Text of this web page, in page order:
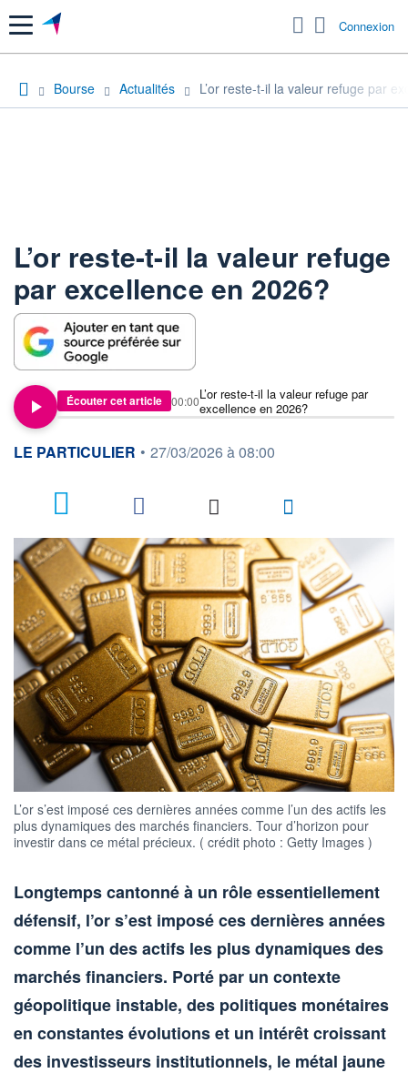
Menu Connexion
Bourse Actualités L’or reste-t-il la valeur refuge par
L’or reste-t-il la valeur refuge
par excellence en 2026?
Écouter cet article
L’or reste-t-il la valeur refuge par
excellence en 2026?
00:00
information fournie par
LE PARTICULIER • 27/03/2026 à 08:00
L’or s’est imposé ces dernières années comme l’un des actifs les
plus dynamiques des marchés financiers. Tour d’horizon pour
investir dans ce métal précieux. ( crédit photo : Getty Images )
Longtemps cantonné à un rôle essentiellement
défensif, l’or s’est imposé ces dernières années
comme l’un des actifs les plus dynamiques des
marchés financiers. Porté par un contexte
géopolitique instable, des politiques monétaires
en constantes évolutions et un intérêt croissant
des investisseurs institutionnels, le métal jaune